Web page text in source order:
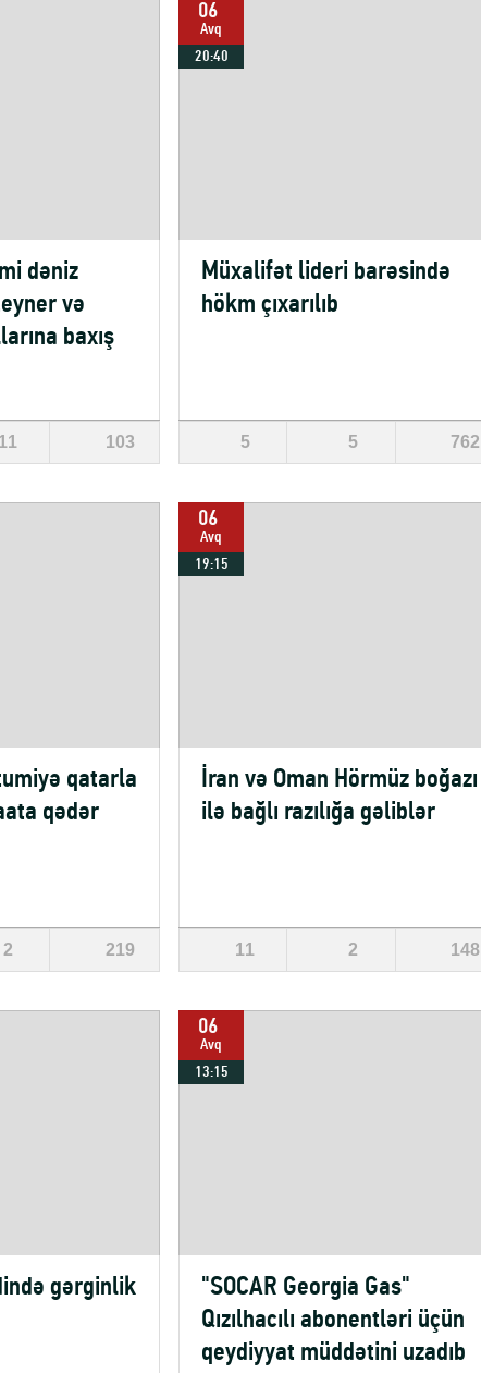
dəniz
və
baxış
11 103
06
Avq
20:40
Müxalifət lideri barəsində
hökm çıxarılıb
5 5 762
qatarla
qədər
2 219
06
Avq
19:15
İran və Oman Hörmüz boğazı
ilə bağlı razılığa gəliblər
11 2 148
gərginlik
06
Avq
13:15
"SOCAR Georgia Gas"
Qızılhacılı abonentləri üçün
qeydiyyat müddətini uzadıb